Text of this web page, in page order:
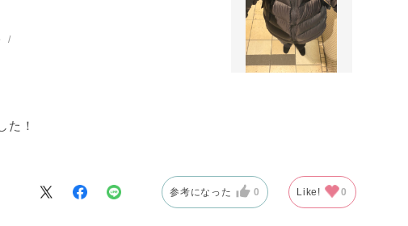
た！
参考になった 0 Like! 0